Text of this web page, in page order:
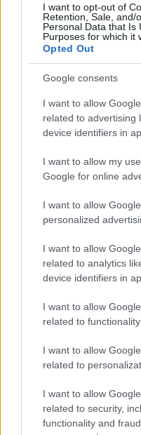
I want to opt-out of
Retention, Sale, and/
Personal Data that Is
Purposes for which it
Opted Out
Google consents
I want to allow
related to advertising
device identifiers in
I want to allow my
Google for online
I want to allow
personalized
I want to allow
related to analytics
device identifiers in
I want to allow
related to
I want to allow
related to
I want to allow
related to security,
functionality and
egyik leglepusztultabb
Adja meg keresztnevét:
meg e-mail címét: